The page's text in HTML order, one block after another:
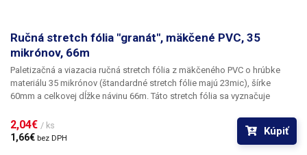
Ručná stretch fólia "granát", mäkčené PVC, 35
mikrónov, 66m
Paletizačná a viazacia ručná stretch fólia z mäkčeného PVC o hrúbke
materiálu 35 mikrónov (štandardné stretch fólie majú 23mic), šírke
60mm a celkovej dĺžke návinu 66m. Táto stretch fólia sa vyznačuje
svojou lepivosťou
. Pri napnutom prekrytí sa jednotlivé vrstvy fólie
prakticky spájajú do jednej silnejšej vrstvy. Už pri dvoch vrstvách je veľmi
2,04€ / ks
1,66€ bez DPH
Kúpiť